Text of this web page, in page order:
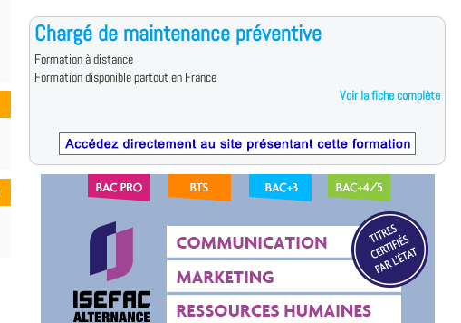
Chargé de maintenance préventive
Formation à distance
Formation disponible partout en France
Voir la fiche complète